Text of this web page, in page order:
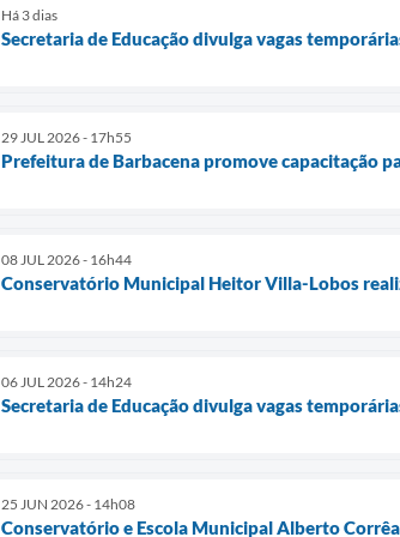
Há 3 dias
Secretaria de Educação divulga vagas
29 JUL 2026 - 17h55
Prefeitura de Barbacena promove capacitação
08 JUL 2026 - 16h44
Conservatório Municipal Heitor Villa-Lobos
06 JUL 2026 - 14h24
Secretaria de Educação divulga vagas
25 JUN 2026 - 14h08
Conservatório e Escola Municipal Alberto